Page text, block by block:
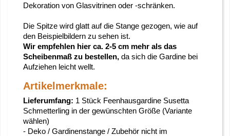
Dekoration von Glasvitrinen oder -schränken.
Die Spitze wird glatt auf die Stange gezogen, wie auf
den Beispielbildern zu sehen ist.
Wir empfehlen hier ca. 2-5 cm mehr als das
Scheibenmaß zu bestellen, da sich die Gardine bei
Aufziehen leicht wellt.
Artikelmerkmale:
Lieferumfang: 1 Stück Feenhausgardine Susetta
Schmetterling in der gewünschten Größe (Variante
wählen)
- Deko / Gardinenstange / Zubehör nicht im